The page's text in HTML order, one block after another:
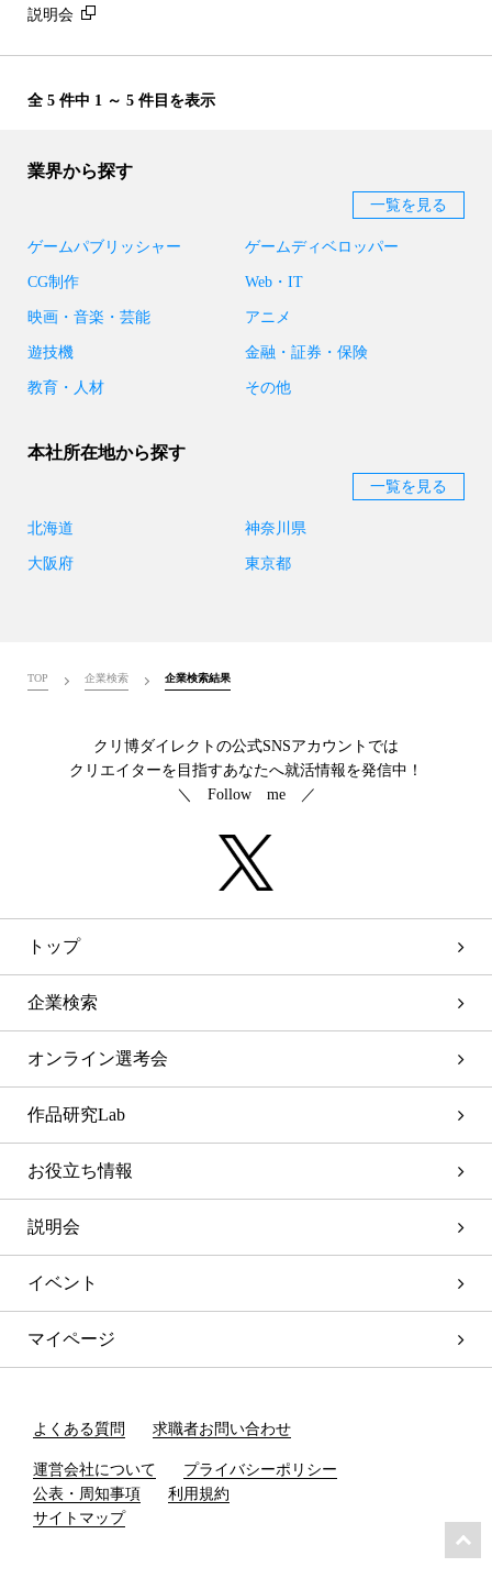
説明会
全 5 件中 1 ～ 5 件目を表示
業界から探す
一覧を見る
ゲームパブリッシャー ゲームディベロッパー
CG制作 Web・IT
映画・音楽・芸能 アニメ
遊技機 金融・証券・保険
教育・人材 その他
本社所在地から探す
一覧を見る
北海道 神奈川県
大阪府 東京都
TOP 企業検索 企業検索結果
クリ博ダイレクトの公式SNSアカウントでは
クリエイターを目指すあなたへ就活情報を発信中！
＼ Follow me ／
トップ
企業検索
オンライン選考会
作品研究Lab
お役立ち情報
説明会
イベント
マイページ
よくある質問 求職者お問い合わせ
運営会社について
プライバシーポリシー
公表・周知事項
利用規約
サイトマップ